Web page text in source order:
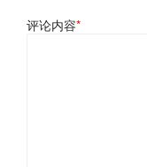
评论内容*